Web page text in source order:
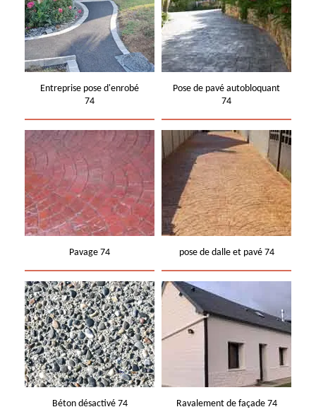
Entreprise pose d'enrobé
74
Pose de pavé autobloquant
74
Pavage 74 pose de dalle et pavé 74
Béton désactivé 74 Ravalement de façade 74